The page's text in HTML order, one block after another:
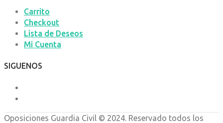
Carrito
Checkout
Lista de Deseos
Mi Cuenta
SIGUENOS
Oposiciones Guardia Civil © 2024. Reservado todos los